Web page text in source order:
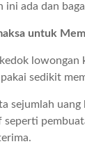
ini ada dan
untuk
lowongan
sedikit
sejumlah